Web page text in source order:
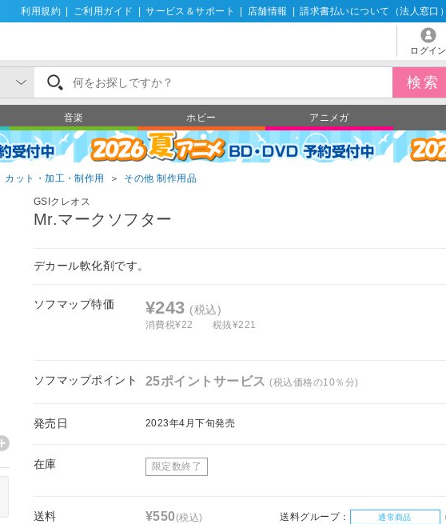
利用規約 ご利用ガイド サービス＆サポート 店舗情報 請求書払いについて（法人窓口）
ログイン
音楽 ホビー アニメガ
カット・加工・制作用 ＞ その他 制作用品
GSIクレオス
Mr.マークソフター
デカール軟化剤です。
ソフマップ特価 ¥243 (税込)
消費税¥22 税抜¥221
ソフマップポイント 25ポイントサービス(税込価格の10％分)
発売日 2023年4月下旬発売
在庫 限定数終了
送料 ¥550(税込) 送料グループ： 通常商品